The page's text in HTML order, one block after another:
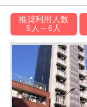
推奨利用人数
5人～6人